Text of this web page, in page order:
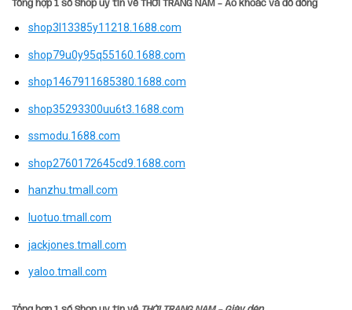
Tổng hợp 1 số Shop uy tín về THỜI TRANG NAM – Áo khoác và đồ đông
shop3l13385y11218.1688.com
shop79u0y95q55160.1688.com
shop1467911685380.1688.com
shop35293300uu6t3.1688.com
ssmodu.1688.com
shop2760172645cd9.1688.com
hanzhu.tmall.com
luotuo.tmall.com
jackjones.tmall.com
yaloo.tmall.com